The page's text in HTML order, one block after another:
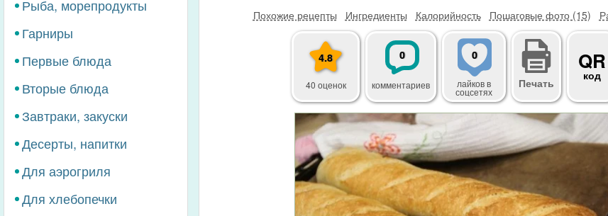
Рыба, морепродукты
Гарниры
Первые блюда
Вторые блюда
Завтраки, закуски
Десерты, напитки
Для аэрогриля
Для хлебопечки
Похожие рецепты Ингредиенты Калорийность Пошаговые фото (15)
4.8
40 оценок
0
комментариев
0
лайковв
соцсетях
Печать
QR
код